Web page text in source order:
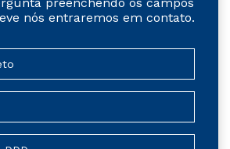
nós entraremos em contato.